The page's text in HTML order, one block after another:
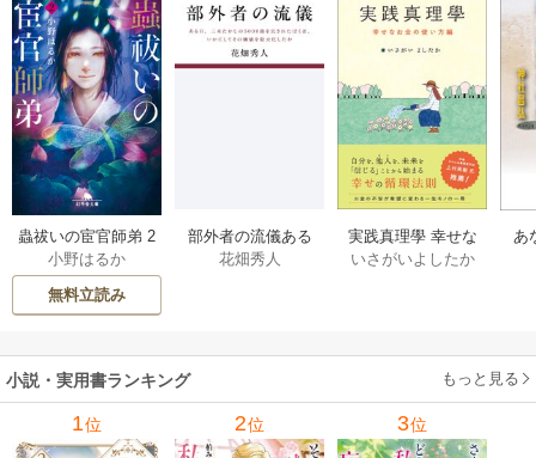
蟲祓いの宦官師弟 2
巻
小野はるか
無料立読み
部外者の流儀ある
日、三木たかしの5
したか 1巻
花畑秀人
実践真理學 幸せな
お金の使い方編 1巻
いさがいよしたか
あ
小説・実用書ランキング もっと見る
1位 2位 3位